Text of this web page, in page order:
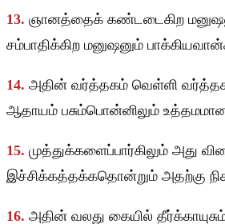
13. ஞானத்தைக் கண்டடைகிற
சம்பாதிக்கிற மனுஷனும்
14. அதின் வர்த்தகம் வெள்ளி
ஆதாயம் பசும்பொன்னிலும்
15. முத்துக்களைப்பார்கிலும் அது
இச்சிக்கத்தக்கதொன்றும் அதற்கு
16. அதின் வலது கையில்